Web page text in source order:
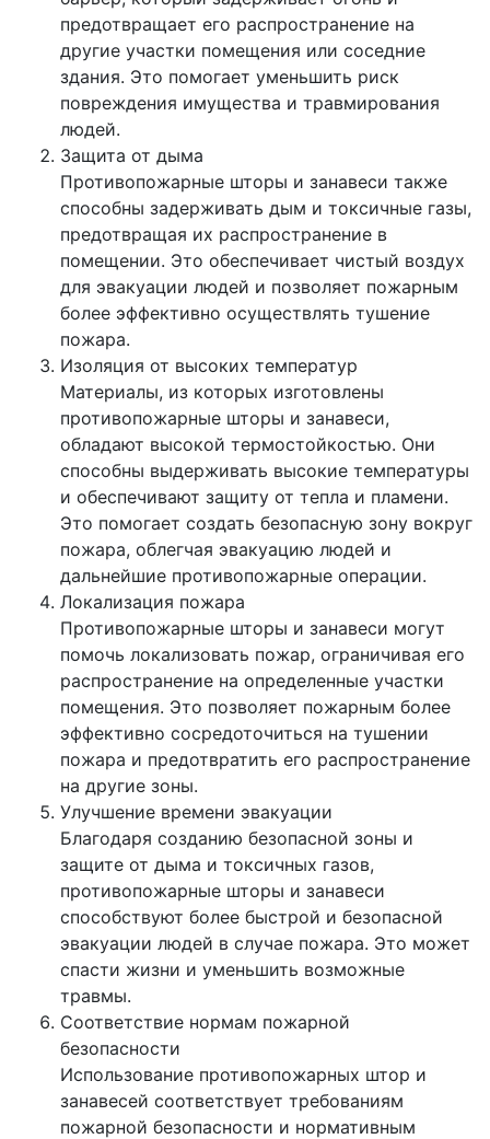
предотвращает его распространение на
другие участки помещения или соседние
здания. Это помогает уменьшить риск
повреждения имущества и травмирования
людей.
Защита от дыма
Противопожарные шторы и занавеси также
способны задерживать дым и токсичные газы,
предотвращая их распространение в
помещении. Это обеспечивает чистый воздух
для эвакуации людей и позволяет пожарным
более эффективно осуществлять тушение
пожара.
Изоляция от высоких температур
Материалы, из которых изготовлены
противопожарные шторы и занавеси,
обладают высокой термостойкостью. Они
способны выдерживать высокие температуры
и обеспечивают защиту от тепла и пламени.
Это помогает создать безопасную зону вокруг
пожара, облегчая эвакуацию людей и
дальнейшие противопожарные операции.
Локализация пожара
Противопожарные шторы и занавеси могут
помочь локализовать пожар, ограничивая его
распространение на определенные участки
помещения. Это позволяет пожарным более
эффективно сосредоточиться на тушении
пожара и предотвратить его распространение
на другие зоны.
Улучшение времени эвакуации
Благодаря созданию безопасной зоны и
защите от дыма и токсичных газов,
противопожарные шторы и занавеси
способствуют более быстрой и безопасной
эвакуации людей в случае пожара. Это может
спасти жизни и уменьшить возможные
травмы.
Соответствие нормам пожарной
безопасности
Использование противопожарных штор и
занавесей соответствует требованиям
пожарной безопасности и нормативным